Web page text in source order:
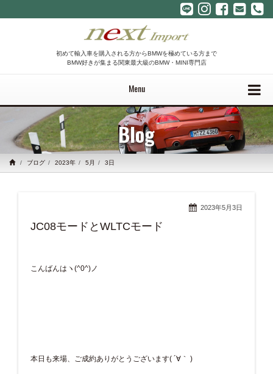
初めて輸入車を購入される方からBMWを極めている方まで
BMW好きが集まる関東最大級のBMW・MINI専門店
Menu
Blog
ブログ 2023年 5月 3日
2023年5月3日
JC08モードとWLTCモード
こんばんはヽ(^0^)ノ
本日も来場、ご成約ありがとうございます( ´∀｀ )